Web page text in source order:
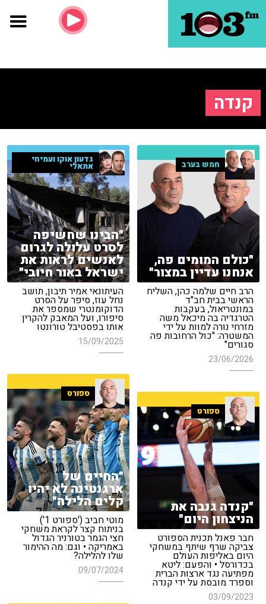
קנדה
חמש בערב
"כולם המומים פה,
אנחנו עדיין במצור"
הרב חיים שלמה כהן, השליח
הראשי בבית חב"ד
במונטריאול, בעקבות
הטרגדיה בה מיכאל משה
מזרחי נורה למוות על ידי
המשטרה: "כול הרחובות פה
סגורים"
23/06/2026
גדעון אוקו ועמיחי
אתאלי
"הבינו שחשיפה
לסרט עלולה לגרום
לאנשים לראות את
ישראל באור חיובי"
העיתונאי אמיר תיבון, תושב
נחל עוז, סיפר על הסרט
הדוקומנטרי שמספר את
סיפורו, ועל המאבק להקרין
אותו בפסטיבל טורונטו
15/09/2025
ספורט
"החיים של
ארגנטינה לא יהיו
קלים הלילה"
מוטי חביב ('ספורט 1')
בניתוח קצר לקראת משחקי
חצי הגמר בטורניר הגדול
באמריקה • וגם: מה ההימור
שלו להלילה?
09/07/2024
ספורט
"קנדה גנבה את
הניצחון היום"
חבר פאנל תכנית הספורט
צביקה שרף שיתף במשחקי
היום באליפות העולם
בכדורסל • והפעם: ליטא
מפתיעה נגד ארצות הברית
וספרד מובסת על ידי קנדה
03/09/2023